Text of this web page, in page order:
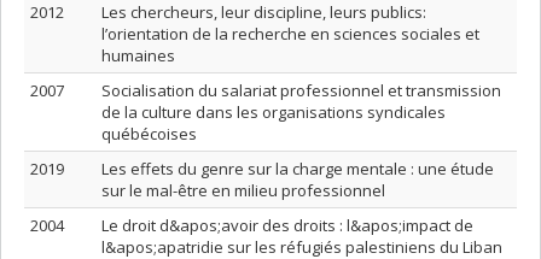
2012
Les chercheurs, leur discipline, leurs publics:
l’orientation de la recherche en sciences sociales et
humaines
2007
Socialisation du salariat professionnel et transmission
de la culture dans les organisations syndicales
québécoises
2019
Les effets du genre sur la charge mentale : une étude
sur le mal-être en milieu professionnel
2004
Le droit d&apos;avoir des droits : l&apos;impact de
l&apos;apatridie sur les réfugiés palestiniens du Liban